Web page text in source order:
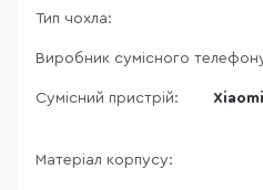
Тип чохла:
Виробник сумісного
Сумісний пристрій:
Матеріал корпусу: